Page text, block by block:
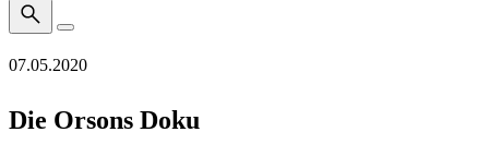
07.05.2020
Die Orsons Doku